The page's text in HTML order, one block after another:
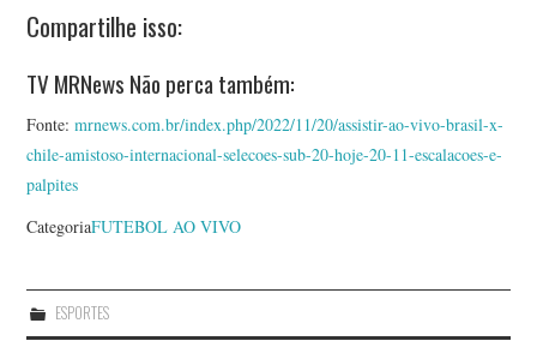
Compartilhe isso:
TV MRNews Não perca também:
Fonte:mrnews.com.br/index.php/2022/11/20/assistir-ao-vivo-brasil-x-
chile-amistoso-internacional-selecoes-sub-20-hoje-20-11-escalacoes-e-
palpites
CategoriaFUTEBOL AO VIVO
ESPORTES